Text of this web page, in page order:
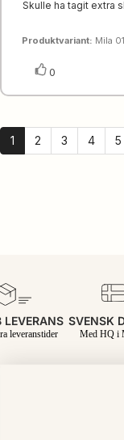
Recensionstext:
Skulle ha tagit extra
Produktvariant: Mila
Rösta
0
1 2 3 4 5
LEVERANS
leveranstider
SVENSK
Med HQ i